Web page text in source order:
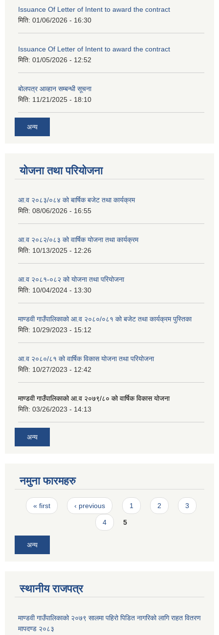
Issuance Of Letter of Intent to award the contract
मिति: 01/06/2026 - 16:30
Issuance Of Letter of Intent to award the contract
मिति: 01/05/2026 - 12:52
बोलपत्र आव्हान सम्बन्धी सूचना
मिति: 11/21/2025 - 18:10
अन्य
योजना तथा परियोजना
आ.व २०८३/०८४ को बार्षिक बजेट तथा कार्यक्रम
मिति: 08/06/2026 - 16:55
आ.व २०८२/०८३ को वार्षिक योजना तथा कार्यक्रम
मिति: 10/13/2025 - 12:26
आ.व २०८१-०८२ को योजना तथा परियोजना
मिति: 10/04/2024 - 13:30
माण्डवी गाउँपालिकाको आ.व २०८०/०८१ को बजेट तथा कार्यक्रम पुस्तिका
मिति: 10/29/2023 - 15:12
आ.व २०८०/८१ को वार्षिक विकास योजना तथा परियोजना
मिति: 10/27/2023 - 12:42
माण्डवी गाउँपालिकाको आ.व २०७९/८० को वार्षिक विकास योजना
मिति: 03/26/2023 - 14:13
अन्य
नमुना फारमहरु
Pages
« first ‹ previous 1 2 3
4 5
अन्य
स्थानीय राजपत्र
माण्डवी गाउँपालिकाको २०७९ सालमा पहिरो पिडित नागरिको लागि राहत वितरण
मापदण्ड २०८३